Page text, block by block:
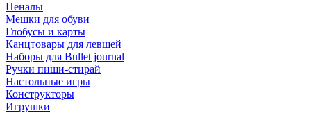
Пеналы
Мешки для обуви
Глобусы и карты
Канцтовары для левшей
Наборы для Bullet journal
Ручки пиши-стирай
Настольные игры
Конструкторы
Игрушки